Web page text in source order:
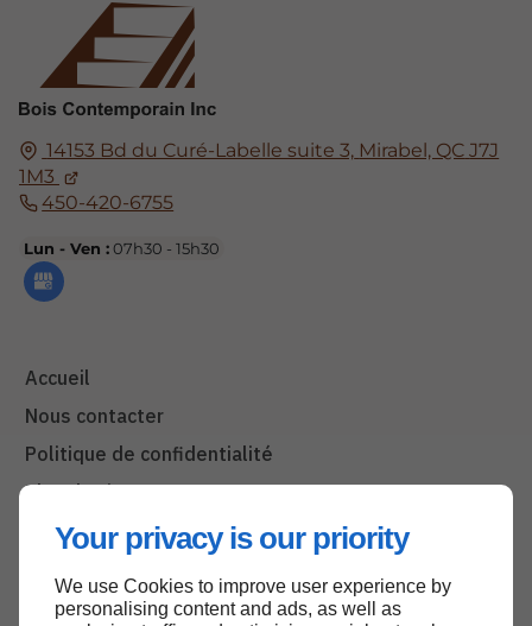
Your privacy is our priority
We use Cookies to improve user experience by
personalising content and ads, as well as
14153 Bd du Curé-Labelle suite 3, Mirabel, QC J7J
1M3
450-420-6755
Lun - Ven :07h30 - 15h30
Accueil
Nous contacter
Politique de confidentialité
Plan du site
Haut de page